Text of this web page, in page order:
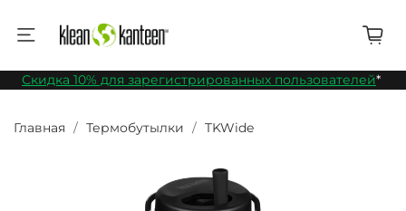
Скидка 10% для зарегистрированных пользователей*
Главная Термобутылки TKWide